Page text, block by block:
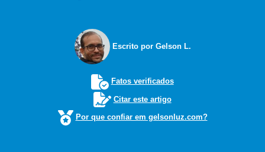
Escrito por Gelson L.
Fatos verificados
Citar este artigo
Por que confiar em gelsonluz.com?